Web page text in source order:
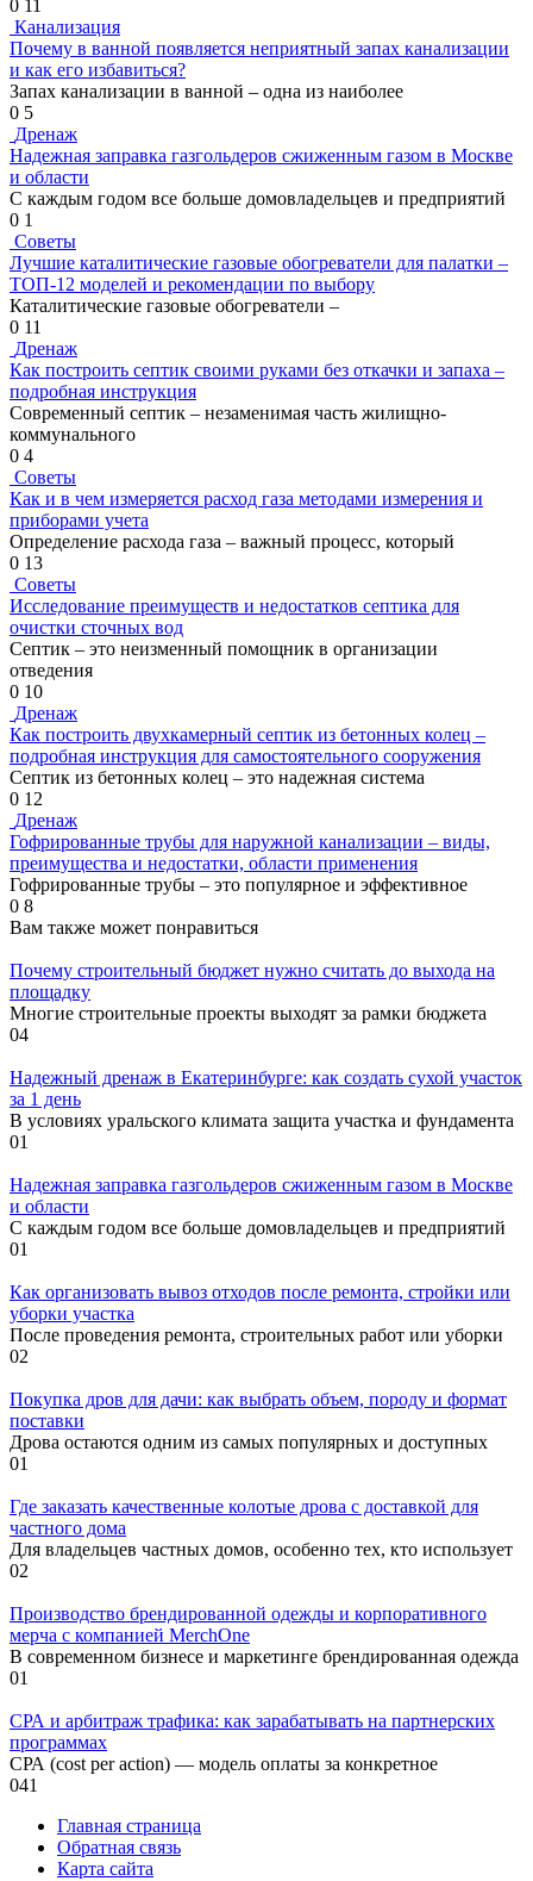
0 11
Канализация
Почему в ванной появляется неприятный запах канализации
и как его избавиться?
Запах канализации в ванной – одна из наиболее
0 5
Дренаж
Надежная заправка газгольдеров сжиженным газом в Москве
и области
С каждым годом все больше домовладельцев и предприятий
0 1
Советы
Лучшие каталитические газовые обогреватели для палатки –
ТОП-12 моделей и рекомендации по выбору
Каталитические газовые обогреватели –
0 11
Дренаж
Как построить септик своими руками без откачки и запаха –
подробная инструкция
Современный септик – незаменимая часть жилищно-
коммунального
0 4
Советы
Как и в чем измеряется расход газа методами измерения и
приборами учета
Определение расхода газа – важный процесс, который
0 13
Советы
Исследование преимуществ и недостатков септика для
очистки сточных вод
Септик – это неизменный помощник в организации
отведения
0 10
Дренаж
Как построить двухкамерный септик из бетонных колец –
подробная инструкция для самостоятельного сооружения
Септик из бетонных колец – это надежная система
0 12
Дренаж
Гофрированные трубы для наружной канализации – виды,
преимущества и недостатки, области применения
Гофрированные трубы – это популярное и эффективное
0 8
Вам также может понравиться
Почему строительный бюджет нужно считать до выхода на
площадку
Многие строительные проекты выходят за рамки бюджета
04
Надежный дренаж в Екатеринбурге: как создать сухой участок
за 1 день
В условиях уральского климата защита участка и фундамента
01
Надежная заправка газгольдеров сжиженным газом в Москве
и области
С каждым годом все больше домовладельцев и предприятий
01
Как организовать вывоз отходов после ремонта, стройки или
уборки участка
После проведения ремонта, строительных работ или уборки
02
Покупка дров для дачи: как выбрать объем, породу и формат
поставки
Дрова остаются одним из самых популярных и доступных
01
Где заказать качественные колотые дрова с доставкой для
частного дома
Для владельцев частных домов, особенно тех, кто использует
02
Производство брендированной одежды и корпоративного
мерча с компанией MerchOne
В современном бизнесе и маркетинге брендированная одежда
01
СРА и арбитраж трафика: как зарабатывать на партнерских
программах
СРА (cost per action) — модель оплаты за конкретное
041
Главная страница
Обратная связь
Карта сайта